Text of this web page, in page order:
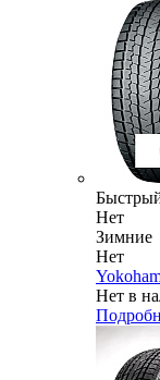
Нет
Зимние
Нет
Нет в